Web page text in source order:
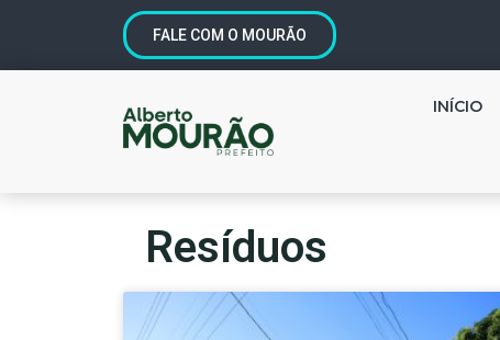
FALE COM O MOURÃO
INÍCIO
Resíduos